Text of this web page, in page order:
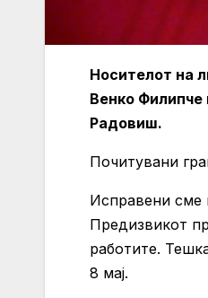
Носителот на
Венко
Радовиш.
Почитувани
Исправени сме
Предизвикот
работите.
8 мај.